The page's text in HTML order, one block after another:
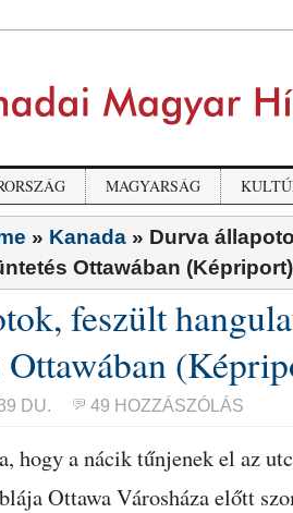
MAGYARSÁG
» Kanada » Durva
Ottawában (Képriport)
feszült
Ottawában
DU. 49 HOZZÁSZÓLÁS
hogy a nácik tűnjenek el az
Ottawa Városháza előtt